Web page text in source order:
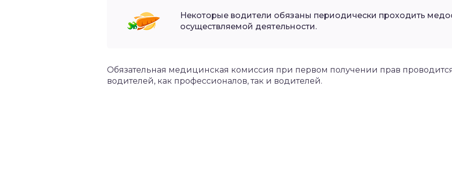
Некоторые водители обязаны периодически проходить
осуществляемой деятельности.
Обязательная медицинская комиссия при первом получении прав
водителей, как профессионалов, так и водителей.